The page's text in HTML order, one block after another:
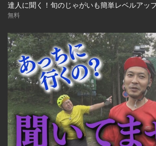
達人に聞く！旬のじゃがいも簡単レベルアッ
無料